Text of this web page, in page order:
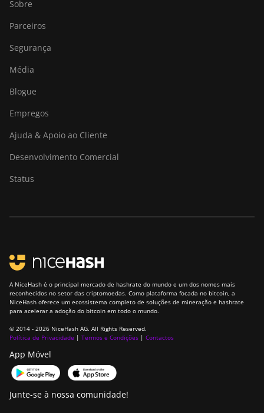
Sobre
Parceiros
Segurança
Média
Blogue
Empregos
Ajuda & Apoio ao Cliente
Desenvolvimento Comercial
Status
A NiceHash é o principal mercado de hashrate do mundo e um dos nomes mais
reconhecidos no setor das criptomoedas. Como plataforma focada no bitcoin, a
NiceHash oferece um ecossistema completo de soluções de mineração e hashrate
para acelerar a adoção do bitcoin em todo o mundo.
© 2014 - 2026 NiceHash AG. All Rights Reserved.
Política de Privacidade | Termos e Condições | Contactos
App Móvel
Junte-se à nossa comunidade!